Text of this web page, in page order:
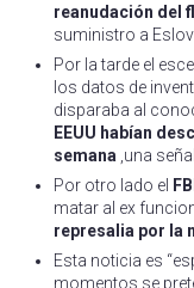
reanudación del
suministro a
Por la tarde el
los datos de
disparaba al
EEUU habían
semana ,una
Por otro lado el FBI
matar al ex
represalia por la
Esta noticia es
momentos se